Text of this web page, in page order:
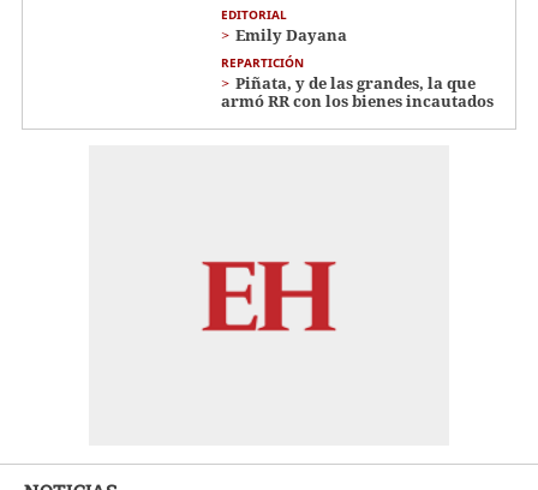
EDITORIAL
Emily Dayana
REPARTICIÓN
Piñata, y de las grandes, la que
armó RR con los bienes incautados